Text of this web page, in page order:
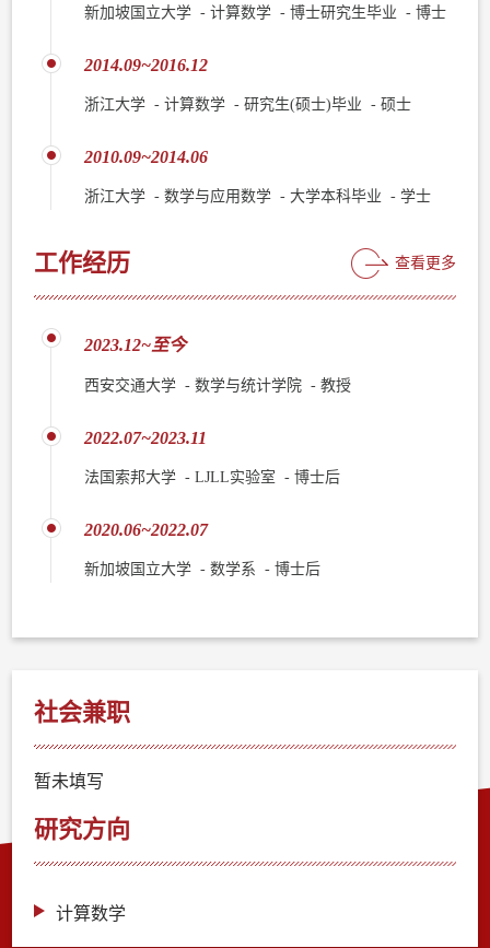
新加坡国立大学 - 计算数学 - 博士研究生毕业 - 博士
2014.09~2016.12
浙江大学 - 计算数学 - 研究生(硕士)毕业 - 硕士
2010.09~2014.06
浙江大学 - 数学与应用数学 - 大学本科毕业 - 学士
工作经历 查看更多
2023.12~至今
西安交通大学 - 数学与统计学院 - 教授
2022.07~2023.11
法国索邦大学 - LJLL实验室 - 博士后
2020.06~2022.07
新加坡国立大学 - 数学系 - 博士后
社会兼职
暂未填写
研究方向
计算数学